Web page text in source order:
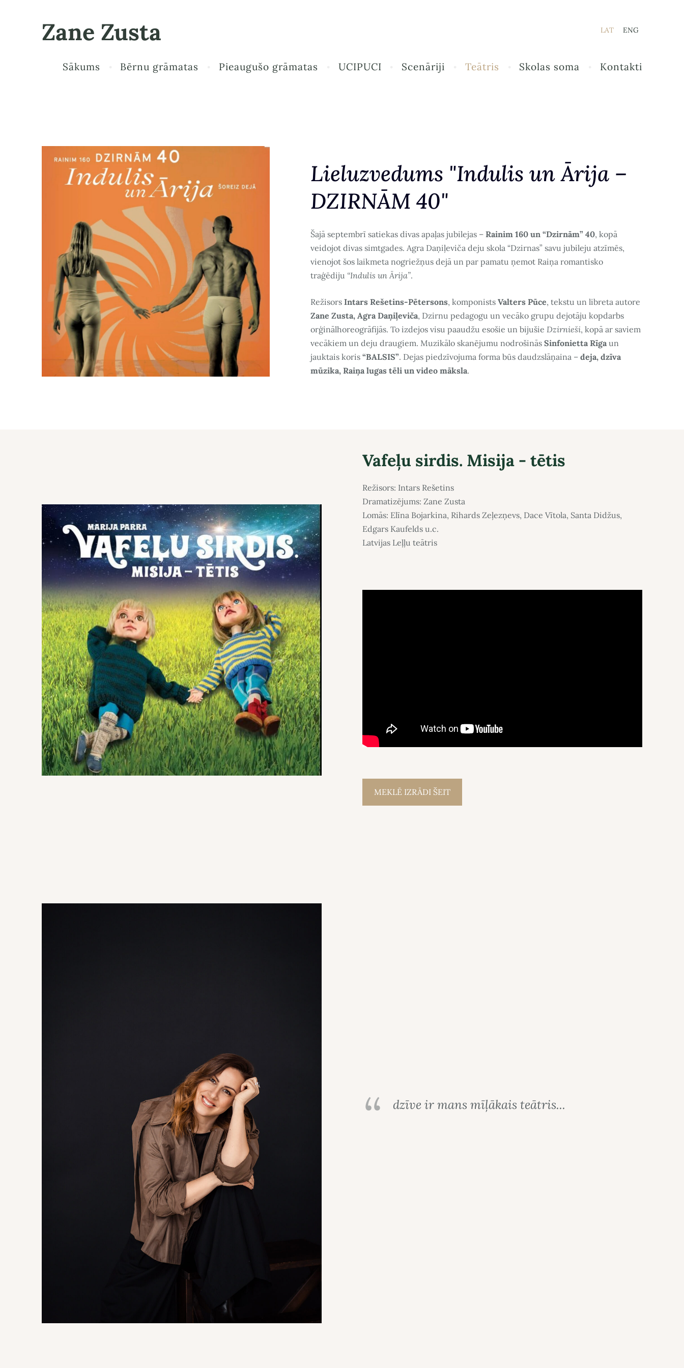
Zane Zusta
Sākums Bērnu grāmatas Pieaugušo grāmatas UCIPUCI Scenāriji Teātris Skolas soma Kontakti
LAT ENG
Lieluzvedums "Indulis un Ārija –
DZIRNĀM 40"
Šajā septembrī satiekas divas apaļas jubilejas – Rainim 160 un “Dzirnām” 40, kopā
veidojot divas simtgades. Agra Daņiļeviča deju skola “Dzirnas” savu jubileju atzīmēs,
vienojot šos laikmeta nogriežņus dejā un par pamatu ņemot Raiņa romantisko
traģēdiju “Indulis un Ārija”.
Režisors Intars Rešetins-Pētersons, komponists Valters Pūce, tekstu un libreta autore
Zane Zusta, Agra Daņiļeviča, Dzirnu pedagogu un vecāko grupu dejotāju kopdarbs
orģinālhoreogrāfijās. To izdejos visu paaudžu esošie un bijušie Dzirnieši, kopā ar saviem
vecākiem un deju draugiem. Muzikālo skanējumu nodrošinās Sinfonietta Rīgaun
jauktais koris “BALSIS”. Dejas piedzīvojuma forma būs daudzslāņaina – deja, dzīva
mūzika, Raiņa lugas tēli un video māksla.
Vafeļu sirdis. Misija - tētis
Režisors: Intars Rešetins
Dramatizējums: Zane Zusta
Lomās: Elīna Bojarkina, Rihards Zeļezņevs, Dace Vītola, Santa Didžus,
Edgars Kaufelds u.c.
Latvijas Leļļu teātris
MEKLĒ IZRĀDI ŠEIT
dzīve ir mans mīļākais teātris...